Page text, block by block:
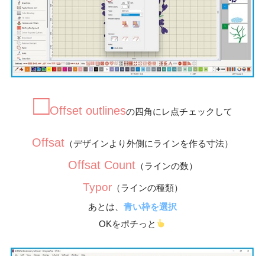
□Offset outlinesの四角にレ点チェックして
Offsat （デザインより外側にラインを作る寸法）
Offsat Count（ラインの数）
Typor（ラインの種類）
あとは、 青い枠を選択
OKをポチっと